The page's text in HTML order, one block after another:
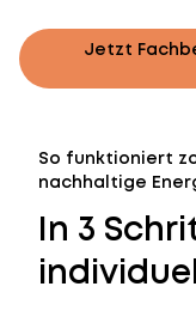
Jetzt
So funktioniert
nachhaltige
In 3